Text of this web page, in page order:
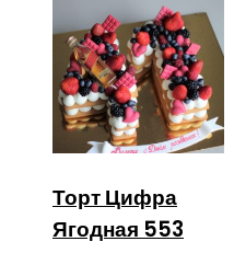
Торт Цифра
Ягодная 553